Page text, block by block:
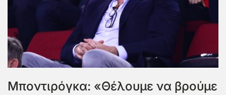
Μποντιρόγκα: «Θέλουμε να βρούμε